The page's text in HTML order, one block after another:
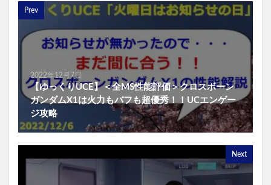
Prev
2022年12月7日
【ゆっくりUCE】＜全MS性能評価＞クロスボーン
ガンダムX1は火力もバフも超優秀！！UCエンゲー
ジ攻略
Next